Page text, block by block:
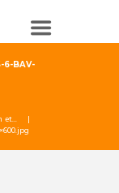
6-BAV-
et...